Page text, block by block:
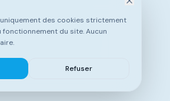
des cookies strictement
fonctionnement du site. Aucun
Refuser